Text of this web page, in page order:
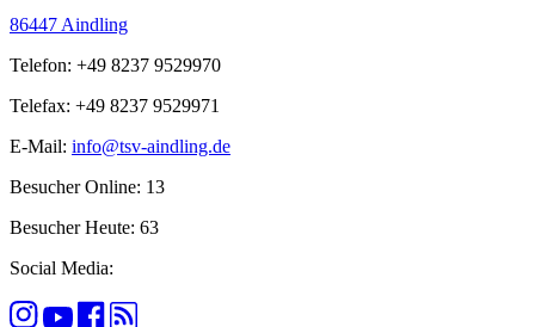
86447 Aindling
Telefon: +49 8237 9529970
Telefax: +49 8237 9529971
E-Mail: info@tsv-aindling.de
Besucher Online: 13
Besucher Heute: 63
Social Media: